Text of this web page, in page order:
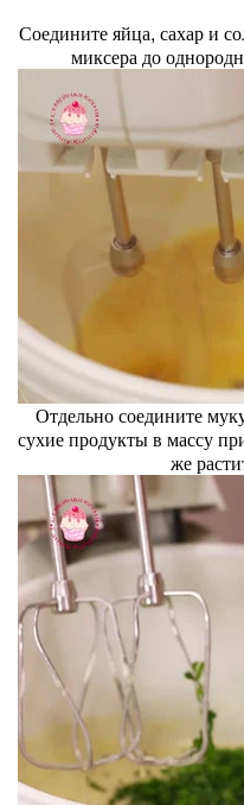
Соедините яйца, сахар и
миксера до
Отдельно соедините
сухие продукты в массу
же